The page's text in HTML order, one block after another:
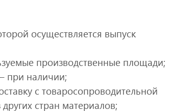
осуществляется выпуск
производственные площади;
при наличии;
с товаросопроводительной
стран материалов;